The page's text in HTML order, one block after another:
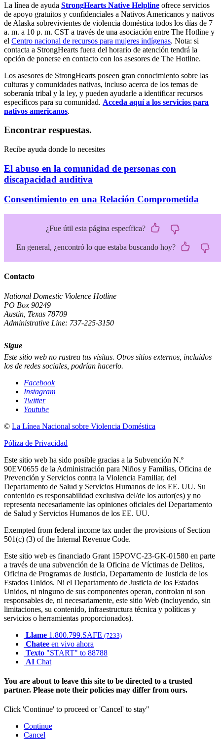
La línea de ayuda StrongHearts Native Helpline ofrece servicios
de apoyo gratuitos y confidenciales a Nativos Americanos y nativos
de Alaska sobrevivientes de violencia doméstica todos los días de 7
a. m. a 10 p. m. CST a través de una asociación entre The Hotline y
el Centro nacional de recursos para mujeres indígenas. Nota: si
contacta a StrongHearts fuera del horario de atención tendrá la
opción de ponerse en contacto con los asesores de The Hotline.
Los asesores de StrongHearts poseen gran conocimiento sobre las
culturas y comunidades nativas, incluso acerca de los temas de
soberanía tribal y la ley, y pueden ayudarle a identificar recursos
específicos para su comunidad. Acceda aquí a los servicios para
nativos americanos.
Encontrar respuestas.
Recibe ayuda donde lo necesites
El abuso en la comunidad de personas con
discapacidad auditiva
Consentimiento en una Relación Comprometida
¿Fue útil esta página específica?
En general, ¿encontró lo que estaba buscando hoy?
Contacto
National Domestic Violence Hotline
PO Box 90249
Austin, Texas 78709
Administrative Line: 737-225-3150
Sigue
Este sitio web no rastrea tus visitas. Otros sitios externos, incluidos
los de redes sociales, podrían hacerlo.
Facebook
Instagram
Twitter
Youtube
© La Línea Nacional sobre Violencia Doméstica
Póliza de Privacidad
Este sitio web ha sido posible gracias a la Subvención N.º
90EV0655 de la Administración para Niños y Familias, Oficina de
Prevención y Servicios contra la Violencia Familiar, del
Departamento de Salud y Servicios Humanos de los EE. UU. Su
contenido es responsabilidad exclusiva del/de los autor(es) y no
representa necesariamente las opiniones oficiales del Departamento
de Salud y Servicios Humanos de los EE. UU.
Exempted from federal income tax under the provisions of Section
501(c) (3) of the Internal Revenue Code.
Este sitio web es financiado Grant 15POVC-23-GK-01580 en parte
a través de una subvención de la Oficina de Víctimas de Delitos,
Oficina de Programas de Justicia, Departamento de Justicia de los
Estados Unidos. Ni el Departamento de Justicia de los Estados
Unidos, ni ninguno de sus componentes operan, controlan ni son
responsables de, ni necesariamente, este sitio Web (incluyendo, sin
limitaciones, su contenido, infraestructura técnica y políticas y
servicios o herramientas proporcionados).
Llame 1.800.799.SAFE (7233)
Chatee en vivo ahora
Texto "START" to 88788
AI Chat
You are about to leave this site to be directed to a trusted
partner. Please note their policies may differ from ours.
Click 'Continue' to proceed or 'Cancel' to stay"
Continue
Cancel